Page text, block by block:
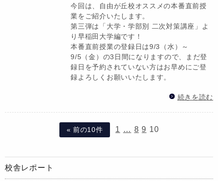
今回は、自由が丘校オススメの本番直前授
業をご紹介いたします。
第三弾は「大学・学部別 二次対策講座」よ
り早稲田大学編です！
本番直前授業の登録日は9/3（水）～
9/5（金）の3日間になりますので、まだ登
録日を予約されていない方はお早めにご登
録よろしくお願いいたします。
続きを読む
« 前の10件 1 … 8 9 10
校舎レポート